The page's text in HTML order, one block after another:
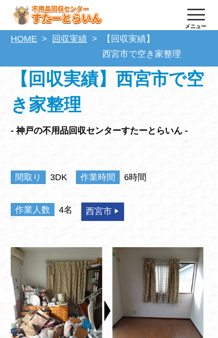
メニュー
HOME 回収実績
【回収実績】
西宮市で空き家整理
【回収実績】西宮市で空
き家整理
- 神戸の不用品回収センターすたーとらいん -
間取り 3DK 作業時間 6時間
作業人数 4名 西宮市